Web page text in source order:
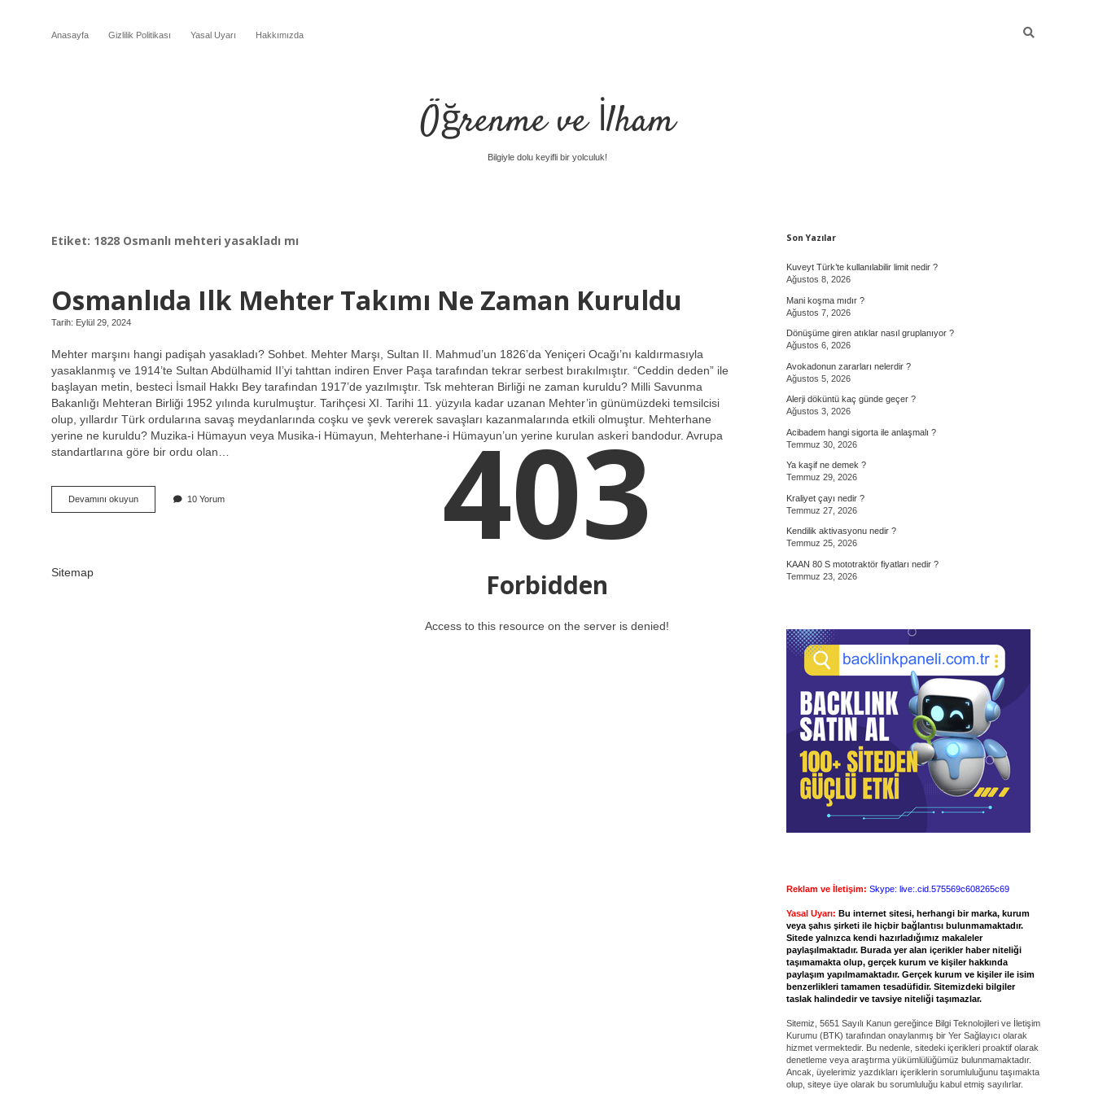
Anasayfa Gizlilik Politikası Yasal Uyarı Hakkımızda
Öğrenme ve İlham
Bilgiyle dolu keyifli bir yolculuk!
Etiket: 1828 Osmanlı mehteri yasakladı mı
Osmanlıda Ilk Mehter Takımı Ne Zaman Kuruldu
Tarih: Eylül 29, 2024
Mehter marşını hangi padişah yasakladı? Sohbet. Mehter Marşı, Sultan II. Mahmud’un 1826’da Yeniçeri Ocağı’nı kaldırmasıyla
yasaklanmış ve 1914’te Sultan Abdülhamid II’yi tahttan indiren Enver Paşa tarafından tekrar serbest bırakılmıştır. “Ceddin deden” ile
başlayan metin, besteci İsmail Hakkı Bey tarafından 1917’de yazılmıştır. Tsk mehteran Birliği ne zaman kuruldu? Milli Savunma
Bakanlığı Mehteran Birliği 1952 yılında kurulmuştur. Tarihçesi XI. Tarihi 11. yüzyıla kadar uzanan Mehter’in günümüzdeki temsilcisi
olup, yıllardır Türk ordularına savaş meydanlarında coşku ve şevk vererek savaşları kazanmalarında etkili olmuştur. Mehterhane
yerine ne kuruldu? Muzika-i Hümayun veya Musika-i Hümayun, Mehterhane-i Hümayun’un yerine kurulan askeri bandodur. Avrupa
standartlarına göre bir ordu olan…
Devamını okuyunOsmanlıda
Ilk
10 Yorum
Sitemap
Sidebar
Son Yazılar
Kuveyt Türk’te kullanılabilir limit nedir ?
Ağustos 8, 2026
Mani koşma mıdır ?
Ağustos 7, 2026
Dönüşüme giren atıklar nasıl gruplanıyor ?
Ağustos 6, 2026
Avokadonun zararları nelerdir ?
Ağustos 5, 2026
Alerji döküntü kaç günde geçer ?
Ağustos 3, 2026
Acibadem hangi sigorta ile anlaşmalı ?
Temmuz 30, 2026
Ya kaşif ne demek ?
Temmuz 29, 2026
Kraliyet çayı nedir ?
Temmuz 27, 2026
Kendilik aktivasyonu nedir ?
Temmuz 25, 2026
KAAN 80 S mototraktör fiyatları nedir ?
Temmuz 23, 2026
Reklam ve İletişim: Skype: live:.cid.575569c608265c69
Yasal Uyarı: Bu internet sitesi, herhangi bir marka, kurum
veya şahıs şirketi ile hiçbir bağlantısı bulunmamaktadır.
Sitede yalnızca kendi hazırladığımız makaleler
paylaşılmaktadır. Burada yer alan içerikler haber niteliği
taşımamakta olup, gerçek kurum ve kişiler hakkında
paylaşım yapılmamaktadır. Gerçek kurum ve kişiler ile isim
benzerlikleri tamamen tesadüfidir. Sitemizdeki bilgiler
taslak halindedir ve tavsiye niteliği taşımazlar.
Sitemiz, 5651 Sayılı Kanun gereğince Bilgi Teknolojileri ve İletişim
Kurumu (BTK) tarafından onaylanmış bir Yer Sağlayıcı olarak
hizmet vermektedir. Bu nedenle, sitedeki içerikleri proaktif olarak
denetleme veya araştırma yükümlülüğümüz bulunmamaktadır.
Ancak, üyelerimiz yazdıkları içeriklerin sorumluluğunu taşımakta
olup, siteye üye olarak bu sorumluluğu kabul etmiş sayılırlar.
403
Forbidden
Access to this resource on the server is denied!